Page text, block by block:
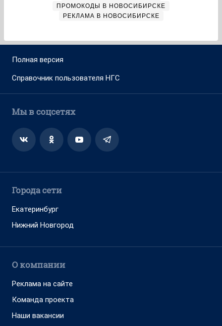
ПРОМОКОДЫ В НОВОСИБИРСКЕ
РЕКЛАМА В НОВОСИБИРСКЕ
Полная версия
Справочник пользователя НГС
Мы в соцсетях
Города сети
Екатеринбург
Нижний Новгород
О компании
Реклама на сайте
Команда проекта
Наши вакансии